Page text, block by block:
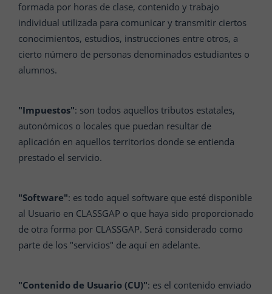
formada por horas de clase, contenido y trabajo
individual utilizada para comunicar y transmitir ciertos
conocimientos, estudios, instrucciones entre otros, a
cierto número de personas denominados estudiantes o
alumnos.
"Impuestos": son todos aquellos tributos estatales,
autonómicos o locales que puedan resultar de
aplicación en aquellos territorios donde se entienda
prestado el servicio.
"Software": es todo aquel software que esté disponible
al Usuario en CLASSGAP o que haya sido proporcionado
de otra forma por CLASSGAP. Será considerado como
parte de los "servicios" de aquí en adelante.
"Contenido de Usuario (CU)": es el contenido enviado